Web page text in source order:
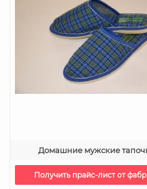
Домашние мужские
Получить прайс-лист от